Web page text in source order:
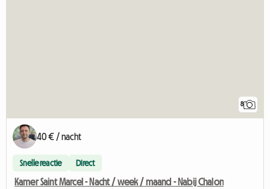
8
40 € / nacht
Snelle reactie Direct
Kamer Saint Marcel - Nacht / week / maand - Nabij Chalon